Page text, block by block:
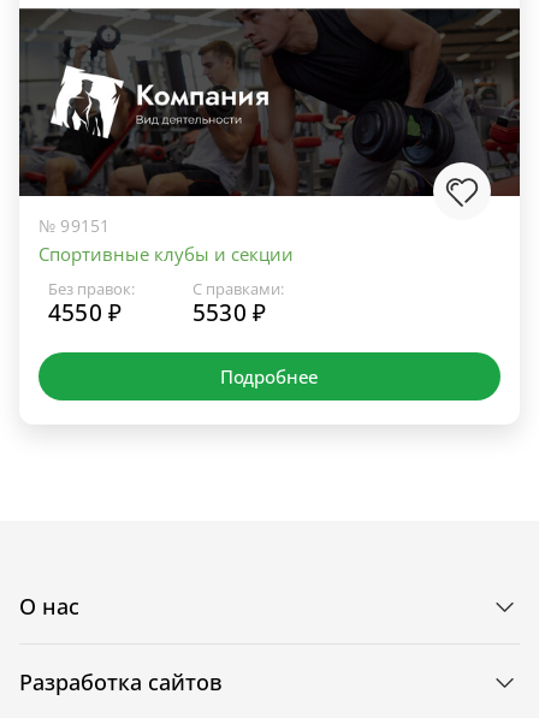
№ 99151
Спортивные клубы и секции
Без правок:
4550 ₽
С правками:
5530 ₽
Подробнее
О нас
Разработка сайтов